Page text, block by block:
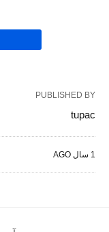
PUBLISHED BY
tupac
1 سال AGO